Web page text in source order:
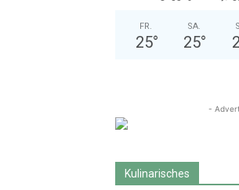
FR.
25°
SA.
25°
-
Kulinarisches